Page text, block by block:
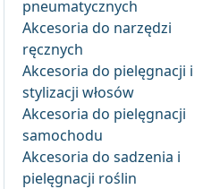
pneumatycznych
Akcesoria do narzędzi
ręcznych
Akcesoria do pielęgnacji i
stylizacji włosów
Akcesoria do pielęgnacji
samochodu
Akcesoria do sadzenia i
pielęgnacji roślin